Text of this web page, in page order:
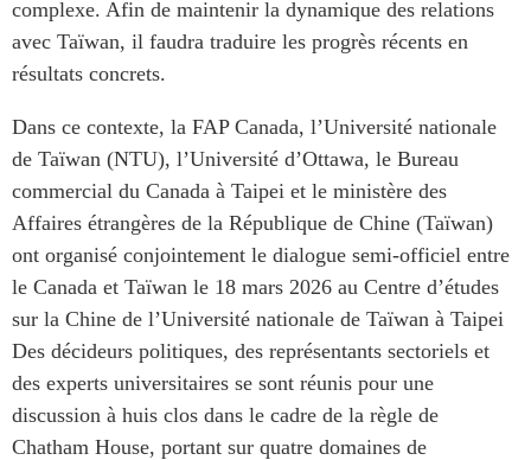
complexe. Afin de maintenir la dynamique des relations
avec Taïwan, il faudra traduire les progrès récents en
résultats concrets.
Dans ce contexte, la FAP Canada, l’Université nationale
de Taïwan (NTU), l’Université d’Ottawa, le Bureau
commercial du Canada à Taipei et le ministère des
Affaires étrangères de la République de Chine (Taïwan)
ont organisé conjointement le dialogue semi-officiel entre
le Canada et Taïwan le 18 mars 2026 au Centre d’études
sur la Chine de l’Université nationale de Taïwan à Taipei
Des décideurs politiques, des représentants sectoriels et
des experts universitaires se sont réunis pour une
discussion à huis clos dans le cadre de la règle de
Chatham House, portant sur quatre domaines de